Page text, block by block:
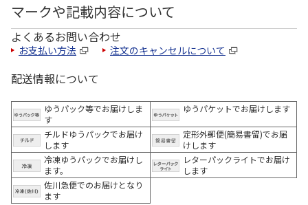
マークや記載内容について
よくあるお問い合わせ
お支払い方法 注文のキャンセルについて
配送情報について
ゆうパック等でお届けしま
す
ゆうパケットでお届けします
チルドゆうパックでお届け
します
定形外郵便(簡易書留)でお届
けします
冷凍ゆうパックでお届けし
ます。
レターパックライトでお届け
します
佐川急便でのお届けとなり
ます